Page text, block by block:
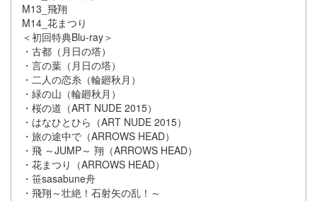
M13_飛翔
M14_花まつり
＜初回特典Blu-ray＞
・古都（月日の塔）
・言の葉（月日の塔）
・二人の恋糸（輪廻秋月）
・緑の山（輪廻秋月）
・桜の道（ART NUDE 2015）
・はなひとひら（ART NUDE 2015）
・旅の途中で（ARROWS HEAD）
・飛 ～JUMP～ 翔（ARROWS HEAD）
・花まつり（ARROWS HEAD）
・笹sasabune舟
・飛翔～壮絶！石射矢の乱！～